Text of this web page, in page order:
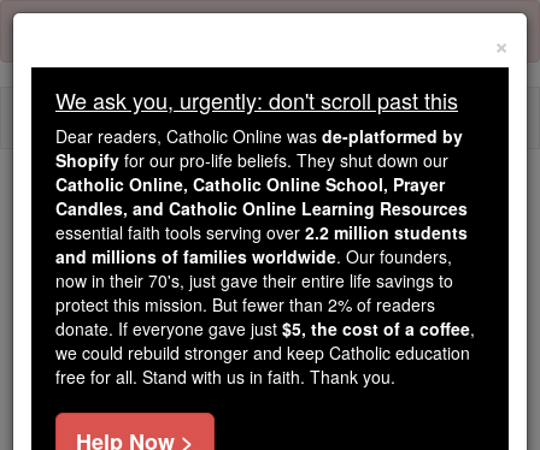
Skip
content
We ask you, urgently: don't scroll past this
Dear readers, Catholic Online
wasde-platformed by Shopify
for our pro-life beliefs. They
shut down ourCatholic
Online, Catholic Online School, Prayer Candles, and
tools serving over
×
We ask you, urgently: don't scroll past this
Dear readers, Catholic Online was de-platformed by
Shopify for our pro-life beliefs. They shut down our
Catholic Online, Catholic Online School, Prayer
Candles, and Catholic Online Learning Resources
essential faith tools serving over 2.2 million students
and millions of families worldwide. Our founders,
now in their 70's, just gave their entire life savings to
protect this mission. But fewer than 2% of readers
donate. If everyone gave just $5, the cost of a coffee,
we could rebuild stronger and keep Catholic education
free for all. Stand with us in faith. Thank you.
Help Now >